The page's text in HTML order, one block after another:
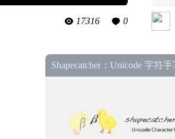
0
17316
Shapecatcher：Unicode 字符